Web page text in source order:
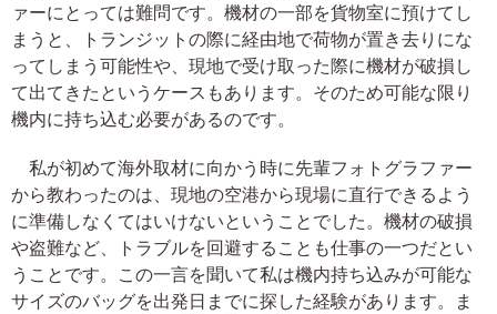
ァーにとっては難問です。機材の一部を貨物室に預けてし
まうと、トランジットの際に経由地で荷物が置き去りにな
ってしまう可能性や、現地で受け取った際に機材が破損し
て出てきたというケースもあります。そのため可能な限り
機内に持ち込む必要があるのです。
私が初めて海外取材に向かう時に先輩フォトグラファー
から教わったのは、現地の空港から現場に直行できるよう
に準備しなくてはいけないということでした。機材の破損
や盗難など、トラブルを回避することも仕事の一つだとい
うことです。この一言を聞いて私は機内持ち込みが可能な
サイズのバッグを出発日までに探した経験があります。ま